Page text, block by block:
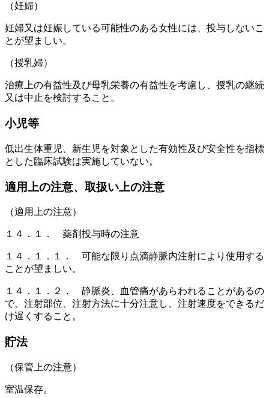
（妊婦）
妊婦又は妊娠している可能性のある女性には、投与しないこ
とが望ましい。
（授乳婦）
治療上の有益性及び母乳栄養の有益性を考慮し、授乳の継続
又は中止を検討すること。
小児等
低出生体重児、新生児を対象とした有効性及び安全性を指標
とした臨床試験は実施していない。
適用上の注意、取扱い上の注意
（適用上の注意）
１４．１． 薬剤投与時の注意
１４．１．１． 可能な限り点滴静脈内注射により使用する
ことが望ましい。
１４．１．２． 静脈炎、血管痛があらわれることがあるの
で、注射部位、注射方法に十分注意し、注射速度をできるだ
け遅くすること。
貯法
（保管上の注意）
室温保存。